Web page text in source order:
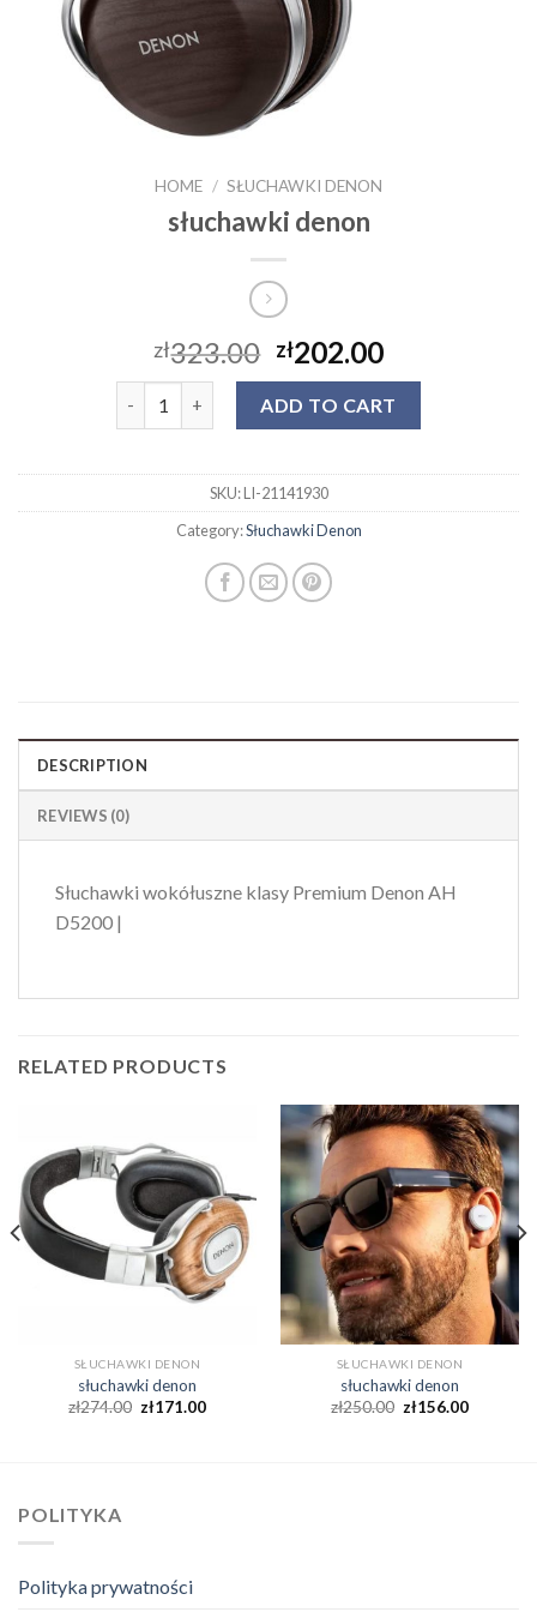
HOME / SŁUCHAWKI DENON
słuchawki denon
zł323.00 zł202.00
ADD TO CART
SKU:LI-21141930
Category:Słuchawki Denon
DESCRIPTION
REVIEWS (0)
Słuchawki wokółuszne klasy Premium Denon AH
D5200 |
RELATED PRODUCTS
SŁUCHAWKI DENON
słuchawki denon
zł274.00 zł171.00
SŁUCHAWKI DENON
słuchawki denon
zł250.00 zł156.00
POLITYKA
Polityka prywatności